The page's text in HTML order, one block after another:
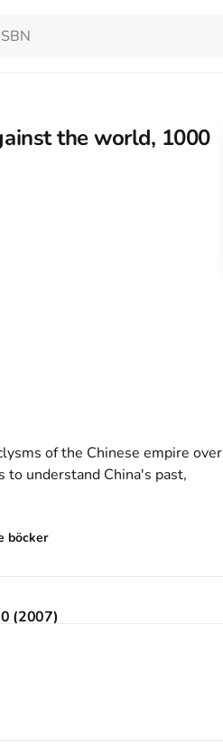
the world, 1000
of the Chinese empire over
to understand China's past,
böcker
(2007)